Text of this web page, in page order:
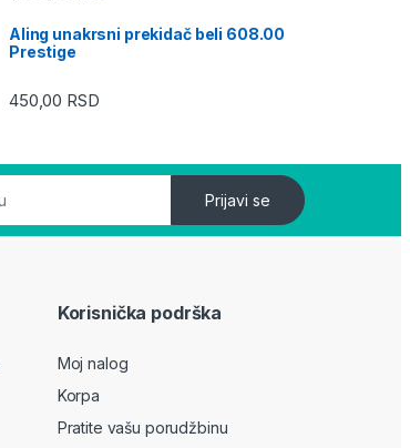
Aling unakrsni prekidač beli 608.00
Prestige
450,00 RSD
Prijavi se
Korisnička podrška
Moj nalog
Korpa
Pratite vašu porudžbinu